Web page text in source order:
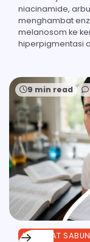
niacinamide,
menghambat
melanosom ke
hiperpigmentasi
9 min read
MANFAAT SABUN